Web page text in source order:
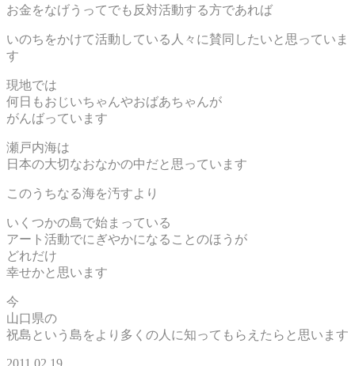
お金をなげうってでも反対活動する方であれば
いのちをかけて活動している人々に賛同したいと思っていま
す
現地では
何日もおじいちゃんやおばあちゃんが
がんばっています
瀬戸内海は
日本の大切なおなかの中だと思っています
このうちなる海を汚すより
いくつかの島で始まっている
アート活動でにぎやかになることのほうが
どれだけ
幸せかと思います
今
山口県の
祝島という島をより多くの人に知ってもらえたらと思います
2011.02.19